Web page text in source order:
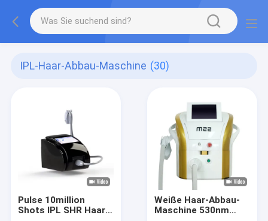
IPL-Haar-Abbau-Maschine (30)
Pulse 10million
Shots IPL SHR Haare
Weiße Haar-Abbau-
Maschine 530nm